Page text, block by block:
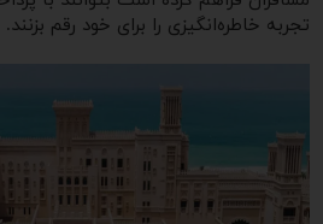
تجربه خاطره‌انگیزی را برای خود رقم بزنند.